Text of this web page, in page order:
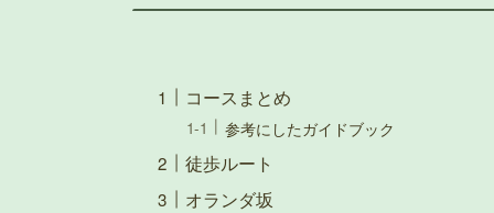
コースまとめ
参考にしたガイドブック
徒歩ルート
オランダ坂